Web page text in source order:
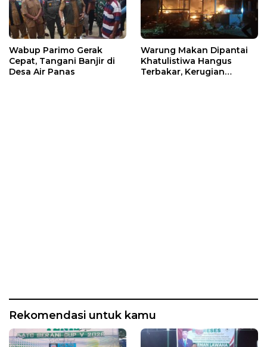
Wabup Parimo Gerak
Cepat, Tangani Banjir di
Desa Air Panas
Warung Makan Dipantai
Khatulistiwa Hangus
Terbakar, Kerugian
Rekomendasi untuk kamu